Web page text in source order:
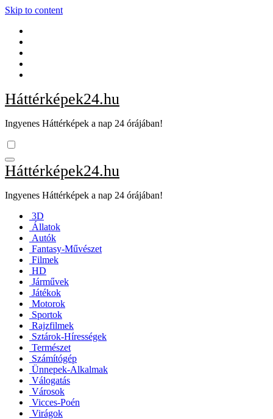
Skip to content
Háttérképek24.hu
Ingyenes Háttérképek a nap 24 órájában!
Háttérképek24.hu
Ingyenes Háttérképek a nap 24 órájában!
3D
Állatok
Autók
Fantasy-Művészet
Filmek
HD
Járművek
Játékok
Motorok
Sportok
Rajzfilmek
Sztárok-Hírességek
Természet
Számítógép
Ünnepek-Alkalmak
Válogatás
Városok
Vicces-Poén
Virágok